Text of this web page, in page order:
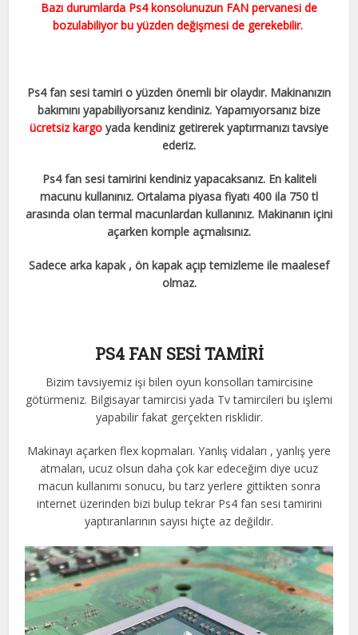
Bazı durumlarda Ps4 konsolunuzun FAN pervanesi de
bozulabiliyor bu yüzden değişmesi de gerekebilir.
Ps4 fan sesi tamiri o yüzden önemli bir olaydır. Makinanızın
bakımını yapabiliyorsanız kendiniz. Yapamıyorsanız bize
ücretsiz kargo yada kendiniz getirerek yaptırmanızı tavsiye
ederiz.
Ps4 fan sesi tamirini kendiniz yapacaksanız. En kaliteli
macunu kullanınız. Ortalama piyasa fiyatı 400 ila 750 tl
arasında olan termal macunlardan kullanınız. Makinanın içini
açarken komple açmalısınız.
Sadece arka kapak , ön kapak açıp temizleme ile maalesef
olmaz.
PS4 FAN SESİ TAMİRİ
Bizim tavsiyemiz işi bilen oyun konsolları tamircisine
götürmeniz. Bilgisayar tamircisi yada Tv tamircileri bu işlemi
yapabilir fakat gerçekten risklidir.
Makinayı açarken flex kopmaları. Yanlış vidaları , yanlış yere
atmaları, ucuz olsun daha çok kar edeceğim diye ucuz
macun kullanımı sonucu, bu tarz yerlere gittikten sonra
internet üzerinden bizi bulup tekrar Ps4 fan sesi tamirini
yaptıranlarının sayısı hiçte az değildir.